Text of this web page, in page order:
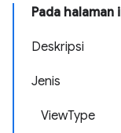
Pada halaman
Deskripsi
Jenis
ViewType